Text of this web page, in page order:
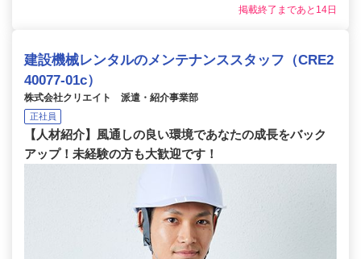
掲載終了まであと14日
建設機械レンタルのメンテナンススタッフ（CRE2
40077-01c）
株式会社クリエイト 派遣・紹介事業部
正社員
【人材紹介】風通しの良い環境であなたの成長をバック
アップ！未経験の方も大歓迎です！